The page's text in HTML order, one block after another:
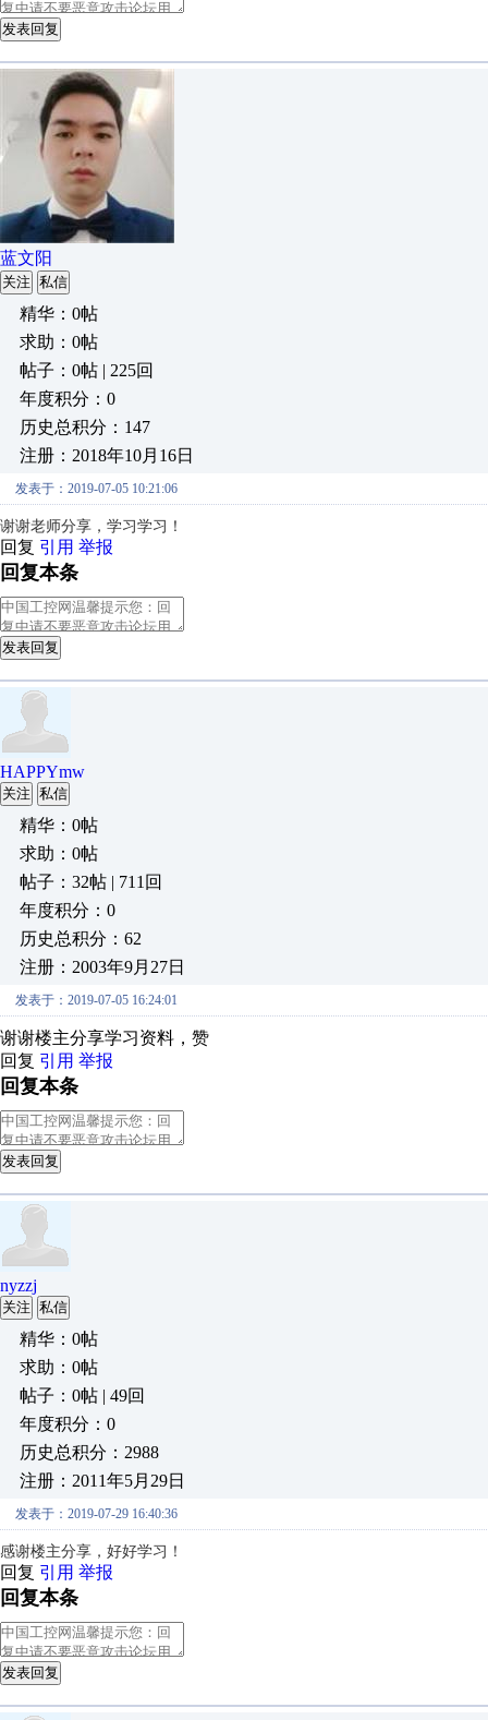
发表回复
蓝文阳
关注 私信
精华：0帖
求助：0帖
帖子：0帖 | 225回
年度积分：0
历史总积分：147
注册：2018年10月16日
发表于：2019-07-05 10:21:06
谢谢老师分享，学习学习！
回复 引用 举报
回复本条
发表回复
HAPPYmw
关注 私信
精华：0帖
求助：0帖
帖子：32帖 | 711回
年度积分：0
历史总积分：62
注册：2003年9月27日
发表于：2019-07-05 16:24:01
谢谢楼主分享学习资料，赞
回复 引用 举报
回复本条
发表回复
nyzzj
关注 私信
精华：0帖
求助：0帖
帖子：0帖 | 49回
年度积分：0
历史总积分：2988
注册：2011年5月29日
发表于：2019-07-29 16:40:36
感谢楼主分享，好好学习！
回复 引用 举报
回复本条
发表回复